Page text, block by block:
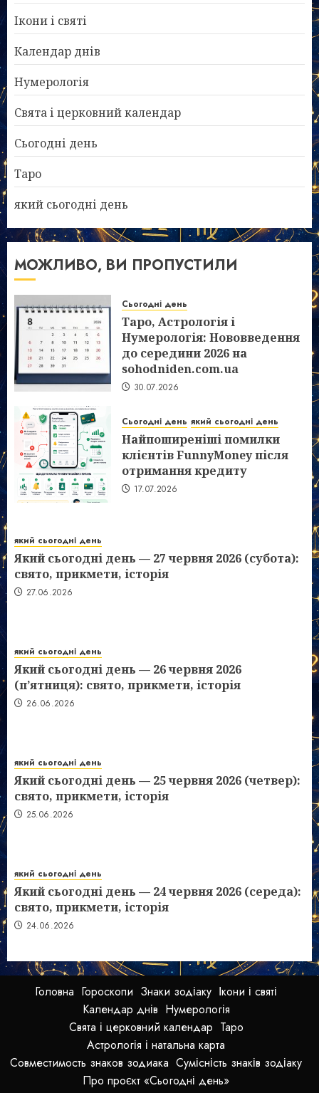
Ікони і святі
Календар днів
Нумерологія
Свята і церковний календар
Сьогодні день
Таро
який сьогодні день
МОЖЛИВО, ВИ ПРОПУСТИЛИ
Сьогодні день
Таро, Астрологія і
Нумерологія: Нововведення
до середини 2026 на
sohodniden.com.ua
30.07.2026
Сьогодні день який сьогодні день
Найпоширеніші помилки
клієнтів FunnyMoney після
отримання кредиту
17.07.2026
який сьогодні день
Який сьогодні день — 27 червня 2026 (субота):
свято, прикмети, історія
27.06.2026
який сьогодні день
Який сьогодні день — 26 червня 2026
(п’ятниця): свято, прикмети, історія
26.06.2026
який сьогодні день
Який сьогодні день — 25 червня 2026 (четвер):
свято, прикмети, історія
25.06.2026
який сьогодні день
Який сьогодні день — 24 червня 2026 (середа):
свято, прикмети, історія
24.06.2026
Головна Гороскопи Знаки зодіаку Ікони і святі
Календар днів Нумерологія
Свята і церковний календар Таро
Астрологія і натальна карта
Совместимость знаков зодиака Сумісність знаків зодіаку
Про проєкт «Сьогодні день»